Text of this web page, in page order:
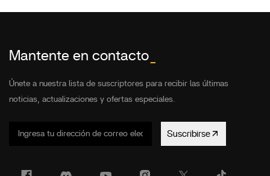
Mantente en contacto
Únete a nuestra lista de suscriptores para recibir las últimas
noticias, actualizaciones y ofertas especiales.
Suscribirse